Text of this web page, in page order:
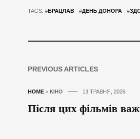
TAGS: #БРАЦЛАВ #ДЕНЬ ДОНОРА #
PREVIOUS ARTICLES
HOME > КІНО 13 ТРАВНЯ, 2026
Після цих фільмів